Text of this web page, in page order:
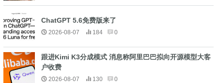
ChatGPT 5.6免费版来了
2026-08-07 184 0
跟进Kimi K3分成模式 消息称阿里巴巴拟向开源模型大客
户收费
2026-08-07 130 0